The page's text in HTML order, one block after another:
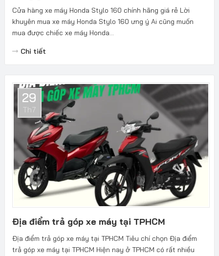
Cửa hàng xe máy Honda Stylo 160 chính hãng giá rẻ Lời
khuyên mua xe máy Honda Stylo 160 ưng ý Ai cũng muốn
mua được chiếc xe máy Honda...
Chi tiết
29
Th7
Địa điểm trả góp xe máy tại TPHCM
Địa điểm trả góp xe máy tại TPHCM Tiêu chí chọn Địa điểm
trả góp xe máy tại TPHCM Hiện nay ở TPHCM có rất nhiều